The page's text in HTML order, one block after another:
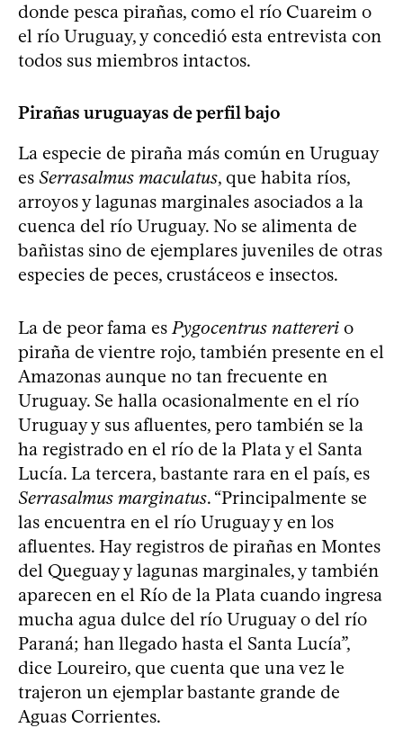
donde pesca pirañas, como el río Cuareim o
el río Uruguay, y concedió esta entrevista con
todos sus miembros intactos.
Pirañas uruguayas de perfil bajo
La especie de piraña más común en Uruguay
es Serrasalmus maculatus, que habita ríos,
arroyos y lagunas marginales asociados a la
cuenca del río Uruguay. No se alimenta de
bañistas sino de ejemplares juveniles de otras
especies de peces, crustáceos e insectos.
La de peor fama esPygocentrus nattereri o
piraña de vientre rojo, también presente en el
Amazonas aunque no tan frecuente en
Uruguay. Se halla ocasionalmente en el río
Uruguay y sus afluentes, pero también se la
ha registrado en el río de la Plata y el Santa
Lucía. La tercera, bastante rara en el país, es
Serrasalmus marginatus. “Principalmente se
las encuentra en el río Uruguay y en los
afluentes. Hay registros de pirañas en Montes
del Queguay y lagunas marginales, y también
aparecen en el Río de la Plata cuando ingresa
mucha agua dulce del río Uruguay o del río
Paraná; han llegado hasta el Santa Lucía”,
dice Loureiro, que cuenta que una vez le
trajeron un ejemplar bastante grande de
Aguas Corrientes.